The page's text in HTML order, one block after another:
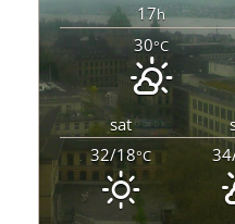
17h
30°C
sat
32/18°C